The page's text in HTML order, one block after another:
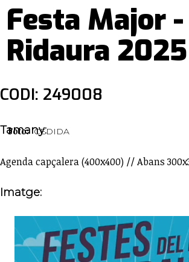
Festa Major -
Ridaura 2025
CODI: 249008
Foto: CEDIDA
Tamany:
Agenda capçalera (400x400) // Abans
Imatge: